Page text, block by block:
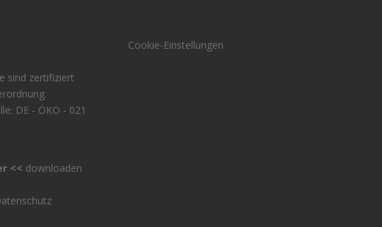
sind zertifiziert
DE - ÖKO - 021
<< downloaden
Cookie-Einstellungen